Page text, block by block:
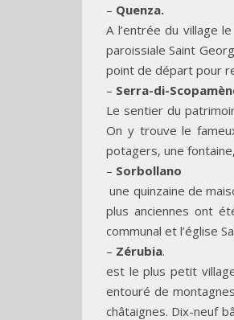
– Quenza.
A l’entrée du village
paroissiale Saint
point de départ pour
– Serra-di-
Le sentier du
On y trouve le
potagers, une
– Sorbollano
une quinzaine de
plus anciennes ont
communal et l’église
– Zérubia.
est le plus petit
entouré de
châtaignes. Dix-neuf